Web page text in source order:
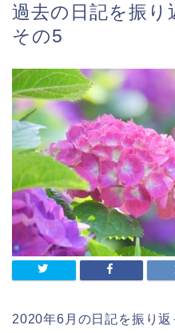
過去の日記を振
その5
2020年6月の日記を振り